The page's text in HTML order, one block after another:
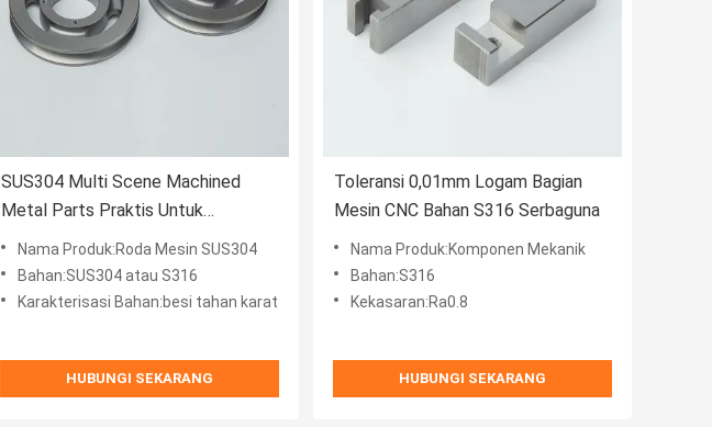
SUS304 Multi Scene Machined
Metal Parts Praktis Untuk
Pembubutan Bubut CNC
Nama Produk:Roda Mesin SUS304
Bahan:SUS304 atau S316
Karakterisasi Bahan:besi tahan karat
HUBUNGI SEKARANG
Toleransi 0,01mm Logam Bagian
Mesin CNC Bahan S316 Serbaguna
Nama Produk:Komponen Mekanik
Bahan:S316
Kekasaran:Ra0.8
HUBUNGI SEKARANG